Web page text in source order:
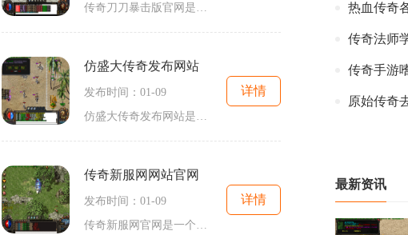
传奇刀刀暴击版官网是一款热门的2D角色扮演游戏，拥有万人在线的庞大玩家群体。这款游戏以其刺激的玩法和丰富的内容而备受玩家们的青睐。传奇刀刀暴击版官网以传奇游戏为背景，玩家可以扮演各种角色，进行各种冒险和战斗。游戏中的世界庞大而精致，有各种各样的地图和任务等待着玩家的探索。玩家不仅可以自由探索游戏世界，还可以与其他玩家进行多人在线交互，组队冒险，打怪升级，互相比拼。传奇刀刀暴击版官网重视玩家互动，让玩家们可以随时随地与其他玩家进行实时交流，让游戏变得更加有趣和刺激。玩家还可以获...
仿盛大传奇发布网站
发布时间：01-09
仿盛大传奇发布网站是一款专为传奇游戏爱好者打造的2D角色扮演游戏，在这个游戏中，玩家可以享受到万人在线、玩家互动、强化技能、VIP特权、装备套装、4PK系统、挑战boss等精彩内容。传奇游戏作为一个经典的2D游戏，一直以来都备受玩家的喜爱。在这个游戏中，玩家需要选择自己喜欢的职业，例如战士、法师、道士等，并且通过不断的挑战和升级来提升自己的角色实力。与其他传奇游戏不同的是，仿盛大传奇发布网站在玩法上做了很多创新和扩展。首先是万人在线的特性，这意味着玩家可以与来自世界各地的其他...
详情
传奇新服网网站官网
发布时间：01-09
传奇新服网官网是一个专门提供传奇游戏私服服务的网站，拥有丰富的游戏资源和最新的游戏信息。作为一款经典的游戏，传奇一直深受玩家的喜爱，而传奇新服网官网则为玩家们提供了一个更加完善、稳定的游戏环境。在传奇新服网官网上，玩家可以找到大量的私服选择，每个私服都有自己独特的设定和特色。无论你是喜欢PVP打架，还是偏爱PVE刷怪，亦或是钟情于进行挖宝寻宝，传奇新服网官网都能够满足你的需求。不同的私服有着不同的设定和规则，玩家可以根据自己的喜好选择适合自己的私服。传奇新服网官网为玩家们提供...
详情
热血传奇
传奇法师
传奇手游
原始传奇
最新资讯